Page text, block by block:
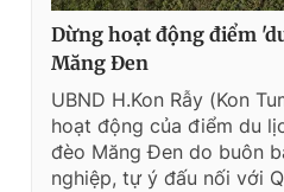
Dừng hoạt động điểm
Măng Đen
UBND H.Kon Rẫy (Kon
hoạt động của điểm du
đèo Măng Đen do buôn
nghiệp, tự ý đấu nối với